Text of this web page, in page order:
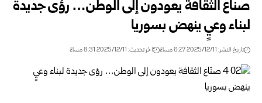
صنّاع الثقافة يعودون إلى الوطن… رؤى جديدة
لبناء وعيٍ ينهض بسوريا
تاريخ النشر: 2025/12/11 6:27 مساءً اخر تحديث: 2025/12/11 8:31 مساءً